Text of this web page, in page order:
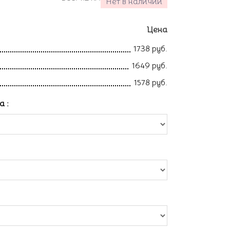
Цена
1738 руб.
1649 руб.
1578 руб.
: